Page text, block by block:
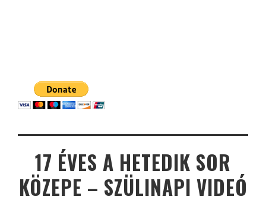
17 ÉVES A HETEDIK SOR
KÖZEPE – SZÜLINAPI VIDEÓ